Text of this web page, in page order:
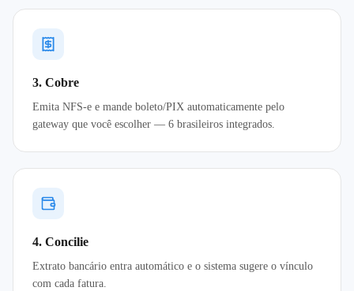
3. Cobre
Emita NFS-e e mande boleto/PIX automaticamente pelo
gateway que você escolher — 6 brasileiros integrados.
4. Concilie
Extrato bancário entra automático e o sistema sugere o vínculo
com cada fatura.